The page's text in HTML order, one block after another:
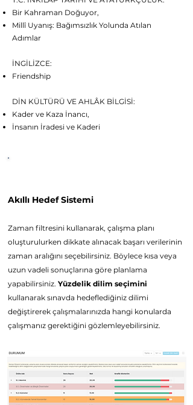
Bir Kahraman Doğuyor,
Millî Uyanış: Bağımsızlık Yolunda Atılan
Adımlar
​İNGİLİZCE:
​Friendship
DİN KÜLTÜRÜ VE AHLÂK BİLGİSİ:
Kader ve Kaza İnancı,
İnsanın İradesi ve Kaderi
Akıllı Hedef Sistemi
Zaman filtresini kullanarak, çalışma planı
oluşturulurken dikkate alınacak başarı verilerinin
zaman aralığını seçebilirsiniz. Böylece kısa veya
uzun vadeli sonuçlarına göre planlama
yapabilirsiniz. Yüzdelik dilim seçimini
kullanarak sınavda hedeflediğiniz dilimi
değiştirerek çalışmalarınızda hangi konularda
çalışmanız gerektiğini gözlemleyebilirsiniz.